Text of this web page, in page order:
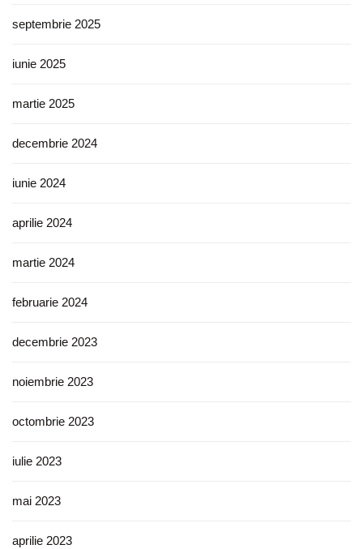
septembrie 2025
iunie 2025
martie 2025
decembrie 2024
iunie 2024
aprilie 2024
martie 2024
februarie 2024
decembrie 2023
noiembrie 2023
octombrie 2023
iulie 2023
mai 2023
aprilie 2023